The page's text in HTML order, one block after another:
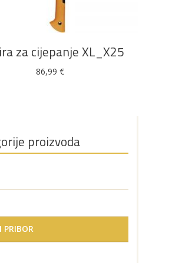
za cijepanje XL_X25
86,99 €
proizvoda
PRIBOR
ALATI